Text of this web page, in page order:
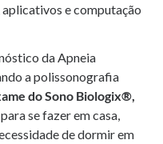
aplicativos e computação
da Apneia
a polissonografia
do Sono Biologix®,
se fazer em casa,
de dormir em